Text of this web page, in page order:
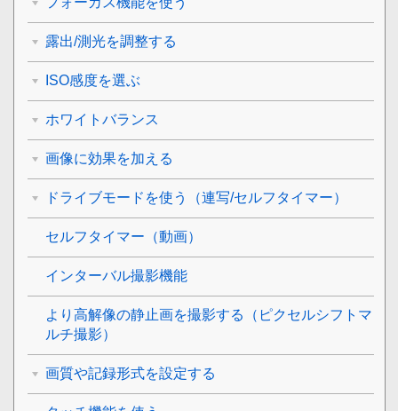
露出/測光を調整する
ISO感度を選ぶ
ホワイトバランス
画像に効果を加える
ドライブモードを使う（連写/セルフタイマー）
セルフタイマー （動画）
インターバル撮影機能
より高解像の静止画を撮影する（ ピクセルシフトマ
ルチ撮影）
画質や記録形式を設定する